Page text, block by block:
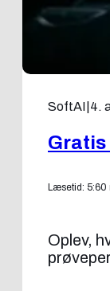
SoftAI 4.
Gratis
Læsetid: 5:60
Oplev,